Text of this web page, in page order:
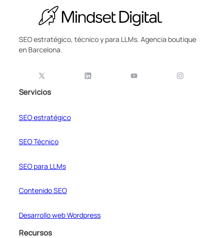
SEO estratégico, técnico y para LLMs. Agencia boutique
en Barcelona.
Servicios
SEO estratégico
SEO Técnico
SEO para LLMs
Contenido SEO
Desarrollo web Wordpress
Recursos